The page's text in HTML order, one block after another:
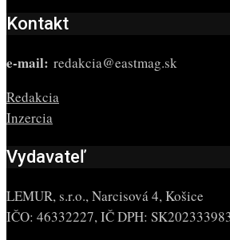
Kontakt
e-mail: redakcia@eastmag.sk
Redakcia
Inzercia
Vydavateľ
LEMUR, s.r.o., Narcisová 4, Košice
IČO: 46332227, IČ DPH: